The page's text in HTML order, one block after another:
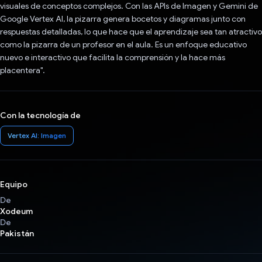
visuales de conceptos complejos. Con las APIs de Imagen y Gemini de
Google Vertex AI, la pizarra genera bocetos y diagramas junto con
respuestas detalladas, lo que hace que el aprendizaje sea tan atractivo
como la pizarra de un profesor en el aula. Es un enfoque educativo
nuevo e interactivo que facilita la comprensión y la hace más
placentera".
Con la tecnología de
Vertex AI: Imagen
Equipo
De
Xodeum
De
Pakistán